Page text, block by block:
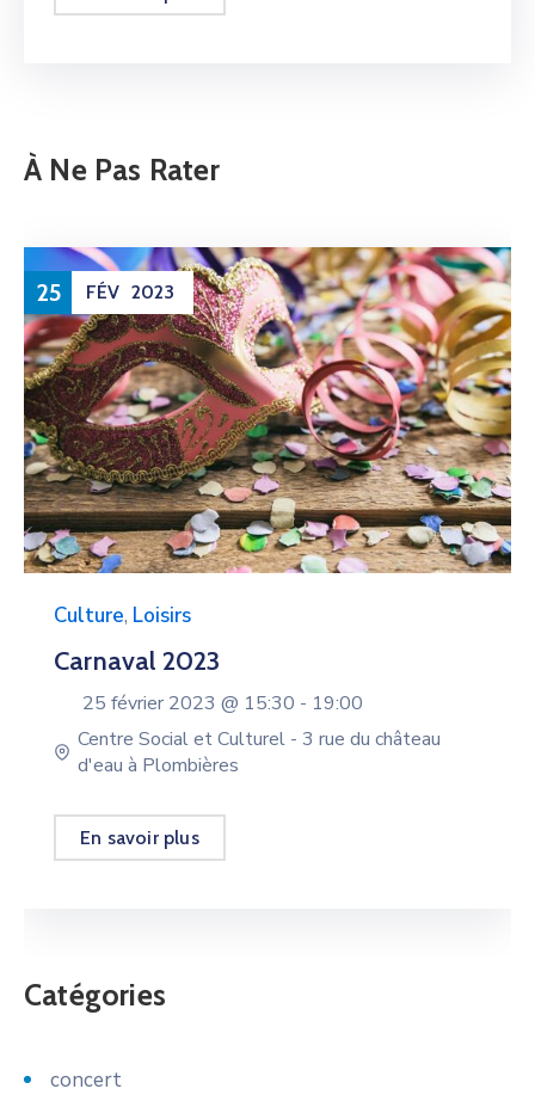
À Ne Pas Rater
25 FÉV 2023
Culture, Loisirs
Carnaval 2023
25 février 2023 @ 15:30 - 19:00
Centre Social et Culturel - 3 rue du château
d'eau à Plombières
En savoir plus
Catégories
concert